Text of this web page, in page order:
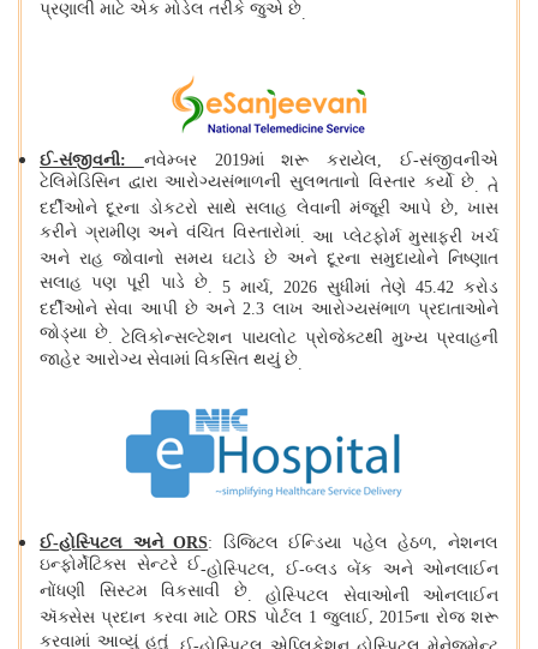
પ્રણાલી માટે એક મોડેલ તરીકે જુએ છે.
ઈ-સંજીવની: નવેમ્બર 2019માં શરૂ કરાયેલ, ઈ-સંજીવનીએ
ટેલિમેડિસિન દ્વારા આરોગ્યસંભાળની સુલભતાનો વિસ્તાર કર્યો છે.તે
દર્દીઓને દૂરના ડોકટરો સાથે સલાહ લેવાની મંજૂરી આપે છે, ખાસ
કરીને ગ્રામીણ અને વંચિત વિસ્તારોમાં.આ પ્લેટફોર્મ મુસાફરી ખર્ચ
અને રાહ જોવાનો સમય ઘટાડે છે અને દૂરના સમુદાયોને નિષ્ણાત
સલાહ પણ પૂરી પાડે છે. 5 માર્ચ, 2026 સુધીમાં તેણે 45.42 કરોડ
દર્દીઓને સેવા આપી છે અને 2.3 લાખ આરોગ્યસંભાળ પ્રદાતાઓને
જોડ્યા છે.ટેલિકોન્સલ્ટેશન પાયલોટ પ્રોજેક્ટથી મુખ્ય પ્રવાહની
જાહેર આરોગ્ય સેવામાં વિકસિત થયું છે.
ઈ-હોસ્પિટલ અને ORS: ડિજિટલ ઈન્ડિયા પહેલ હેઠળ, નેશનલ
ઇન્ફોર્મેટિક્સ સેન્ટરે ઈ-હોસ્પિટલ, ઈ-બ્લડ બેંક અને ઓનલાઈન
નોંધણી સિસ્ટમ વિકસાવી છે. હોસ્પિટલ સેવાઓની ઓનલાઈન
ઍક્સેસ પ્રદાન કરવા માટે ORS પોર્ટલ 1 જુલાઈ, 2015ના રોજ શરૂ